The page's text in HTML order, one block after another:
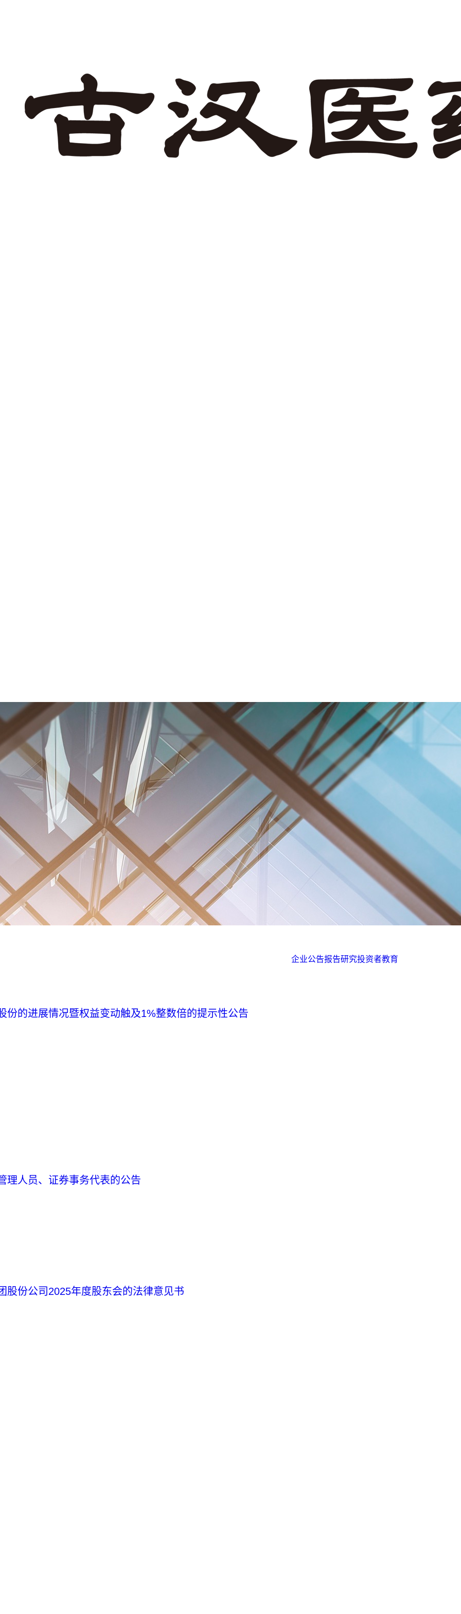
企业公告报告研究投资者教育
份的进展情况暨权益变动触及1%整数倍的提示性公告
理人员、证券事务代表的公告
股份公司2025年度股东会的法律意见书